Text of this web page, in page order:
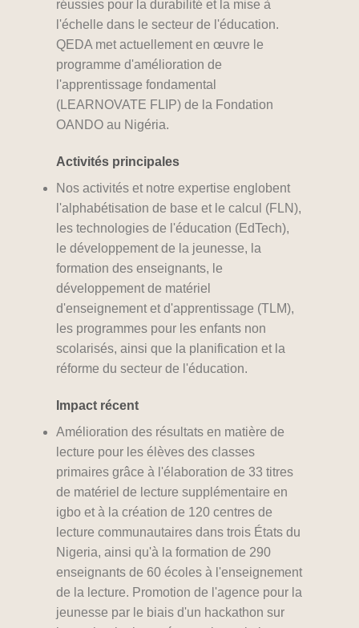
réussies pour la durabilité et la mise à
l'échelle dans le secteur de l'éducation.
QEDA met actuellement en œuvre le
programme d'amélioration de
l'apprentissage fondamental
(LEARNOVATE FLIP) de la Fondation
OANDO au Nigéria.
Activités principales
Nos activités et notre expertise englobent
l'alphabétisation de base et le calcul (FLN),
les technologies de l'éducation (EdTech),
le développement de la jeunesse, la
formation des enseignants, le
développement de matériel
d'enseignement et d'apprentissage (TLM),
les programmes pour les enfants non
scolarisés, ainsi que la planification et la
réforme du secteur de l'éducation.
Impact récent
Amélioration des résultats en matière de
lecture pour les élèves des classes
primaires grâce à l'élaboration de 33 titres
de matériel de lecture supplémentaire en
igbo et à la création de 120 centres de
lecture communautaires dans trois États du
Nigeria, ainsi qu'à la formation de 290
enseignants de 60 écoles à l'enseignement
de la lecture. Promotion de l'agence pour la
jeunesse par le biais d'un hackathon sur